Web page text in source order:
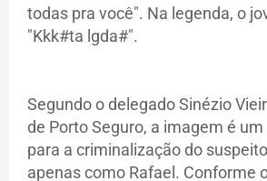
todas pra você". Na legenda, o
"Kkk#ta lgda#".
Segundo o delegado Sinézio
de Porto Seguro, a imagem é
para a criminalização do
apenas como Rafael. Conforme